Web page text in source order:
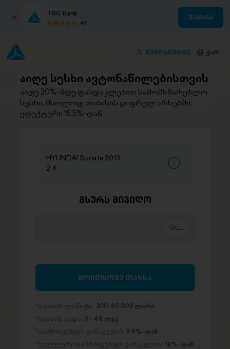
TBC Bank
4.9
გახსნა
ჩემი სივრცე ქარ
აიღე სესხი ავტონაწილებისთვის
აიღე 20%-მდე ფასდაკლებით სამომხმარებლო
სესხი, მხოლოდ თიბისის ციფრულ არხებში,
ეფექტური 15.5%-დან
HYUNDAI Sonata 2013
2.4
მსურს მივიღო
მოითხოვე თანხა
სესხის ლიმიტი: 200-80,000 ლარი
სესხის ვადა: 3 - 48 თვე
საპროცენტო განაკვეთი: 9.9%-დან
ეფექტური საპროცენტო განაკვეთი: 18%-დან